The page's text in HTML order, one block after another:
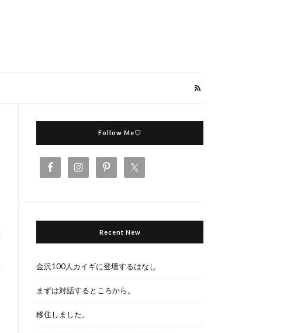
Follow Me♡
Recent New
金沢100人カイギに登壇するはなし
まずは対話するところから。
移住しました。